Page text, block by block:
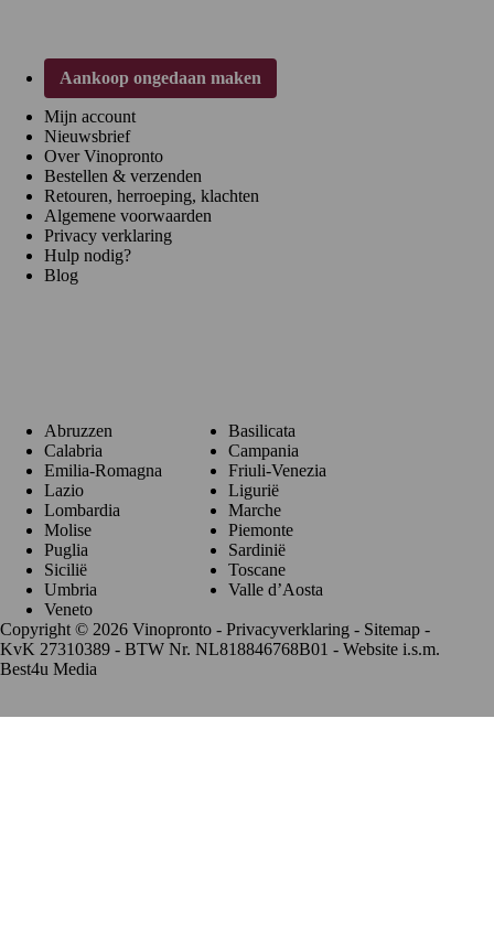
Aankoop ongedaan maken
Mijn account
Nieuwsbrief
Over Vinopronto
Bestellen & verzenden
Retouren, herroeping, klachten
Algemene voorwaarden
Privacy verklaring
Hulp nodig?
Blog
Abruzzen
Basilicata
Calabria
Campania
Emilia-Romagna
Friuli-Venezia
Lazio
Ligurië
Lombardia
Marche
Molise
Piemonte
Puglia
Sardinië
Sicilië
Toscane
Umbria
Valle d’Aosta
Veneto
Copyright © 2026 Vinopronto - Privacyverklaring - Sitemap -
KvK 27310389 - BTW Nr. NL818846768B01 - Website i.s.m.
Best4u Media